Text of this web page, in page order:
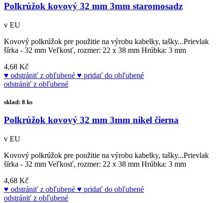
Polkrúžok kovový 32 mm 3mm staromosadz
v EU
Kovový polkrúžok pre použitie na výrobu kabelky, tašky...Prievlak
šírka - 32 mm Veľkosť, rozmer: 22 x 38 mm Hrúbka: 3 mm
4,68 Kč
odstrániť z obľubené
pridať do obľubené
odstrániť z obľubené
sklad: 8 ks
Polkrúžok kovový 32 mm 3mm nikel čierna
v EU
Kovový polkrúžok pre použitie na výrobu kabelky, tašky...Prievlak
šírka - 32 mm Veľkosť, rozmer: 22 x 38 mm Hrúbka: 3 mm
4,68 Kč
odstrániť z obľubené
pridať do obľubené
odstrániť z obľubené